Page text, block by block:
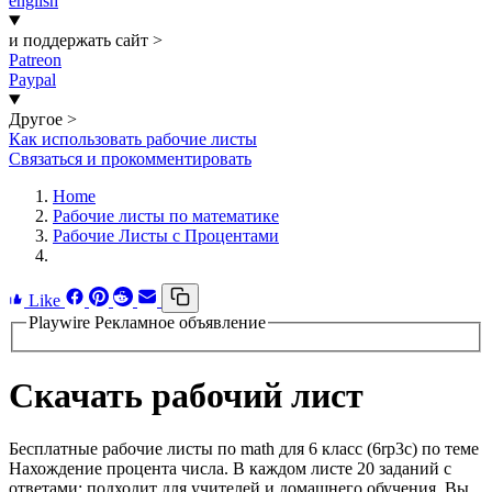
и поддержать сайт >
Patreon
Paypal
Другое >
Как использовать рабочие листы
Связаться и прокомментировать
Home
Рабочие листы по математике
Рабочие Листы с Процентами
Like
Playwire Рекламное объявление
Скачать рабочий лист
Бесплатные рабочие листы по math для 6 класс (6rp3c) по теме
Нахождение процента числа. В каждом листе 20 заданий с